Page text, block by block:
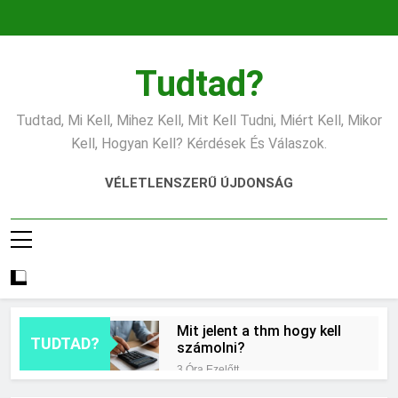
Tudtad?
Tudtad, Mi Kell, Mihez Kell, Mit Kell Tudni, Miért Kell, Mikor
Kell, Hogyan Kell? Kérdések És Válaszok.
VÉLETLENSZERŰ ÚJDONSÁG
TUDTAD?
Mit jelent a thm hogy kell
számolni?
3 Óra Ezelőtt